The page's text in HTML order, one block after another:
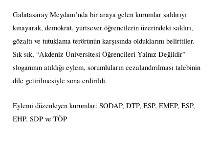
Galatasaray Meydanı’nda bir araya gelen kurumlar saldırıyı
kınayarak, demokrat, yurtsever öğrencilerin üzerindeki saldırı,
gözaltı ve tutuklama terörünün karşısında olduklarını belirttiler.
Sık sık, “Akdeniz Üniversitesi Öğrencileri Yalnız Değildir”
sloganının atıldığı eylem, sorumluların cezalandırılması talebinin
dile getirilmesiyle sona erdirildi.
Eylemi düzenleyen kurumlar: SODAP, DTP, ESP, EMEP, ESP,
EHP, SDP ve TÖP